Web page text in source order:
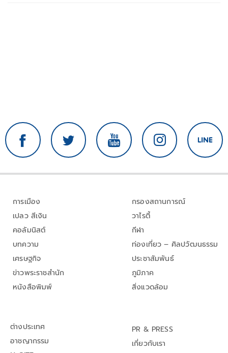
การเมือง
เปลว สีเงิน
คอลัมนิสต์
บทความ
เศรษฐกิจ
ข่าวพระราชสำนัก
หนังสือพิมพ์
กรองสถานการณ์
วาไรตี้
กีฬา
ท่องเที่ยว – ศิลปวัฒนธรรม
ประชาสัมพันธ์
ภูมิภาค
สิ่งแวดล้อม
ต่างประเทศ
อาชญากรรม
PR & PRESS
เกี่ยวกับเรา